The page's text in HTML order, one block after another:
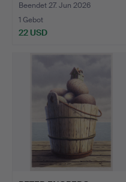
Beendet 27. Jun 2026
1 Gebot
22 USD